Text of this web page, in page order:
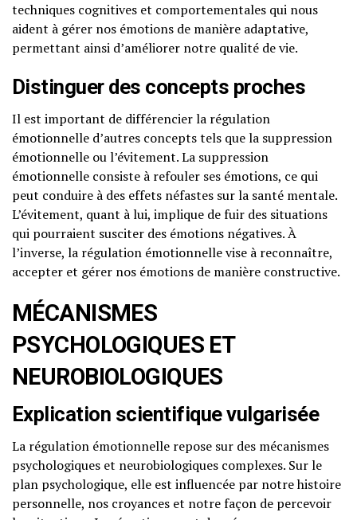
techniques cognitives et comportementales qui nous
aident à gérer nos émotions de manière adaptative,
permettant ainsi d’améliorer notre qualité de vie.
Distinguer des concepts proches
Il est important de différencier la régulation
émotionnelle d’autres concepts tels que la suppression
émotionnelle ou l’évitement. La suppression
émotionnelle consiste à refouler ses émotions, ce qui
peut conduire à des effets néfastes sur la santé mentale.
L’évitement, quant à lui, implique de fuir des situations
qui pourraient susciter des émotions négatives. À
l’inverse, la régulation émotionnelle vise à reconnaître,
accepter et gérer nos émotions de manière constructive.
MÉCANISMES
PSYCHOLOGIQUES ET
NEUROBIOLOGIQUES
Explication scientifique vulgarisée
La régulation émotionnelle repose sur des mécanismes
psychologiques et neurobiologiques complexes. Sur le
plan psychologique, elle est influencée par notre histoire
personnelle, nos croyances et notre façon de percevoir